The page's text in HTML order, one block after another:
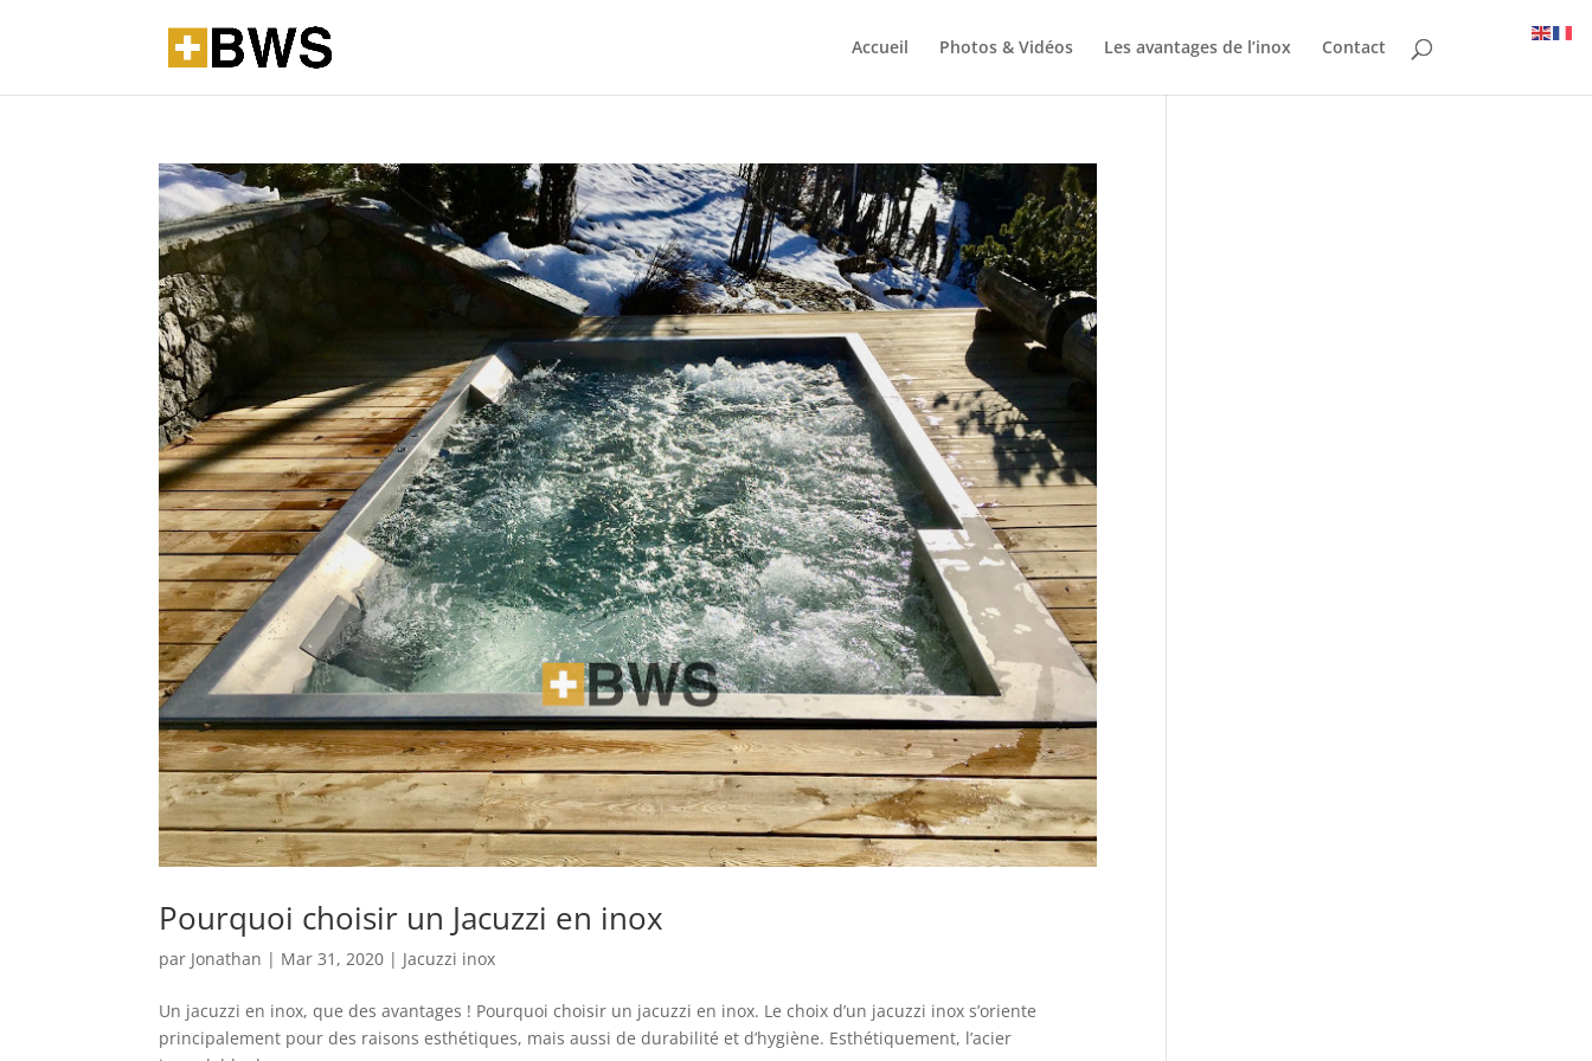
Accueil Photos & Vidéos Les avantages de l’inox Contact
Pourquoi choisir un Jacuzzi en inox
par Jonathan | Mar 31, 2020 | Jacuzzi inox
Un jacuzzi en inox, que des avantages ! Pourquoi choisir un jacuzzi en inox. Le choix d’un jacuzzi inox s’oriente
principalement pour des raisons esthétiques, mais aussi de durabilité et d’hygiène. Esthétiquement, l’acier